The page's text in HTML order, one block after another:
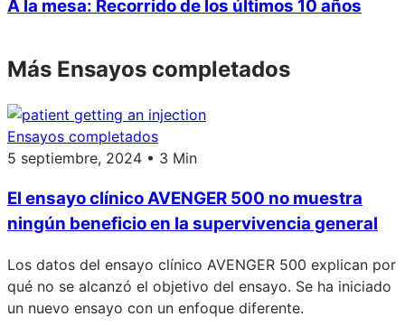
A la mesa: Recorrido de los últimos 10 años
Más Ensayos completados
Ensayos completados
5 septiembre, 2024 • 3 Min
El ensayo clínico AVENGER 500 no muestra
ningún beneficio en la supervivencia general
Los datos del ensayo clínico AVENGER 500 explican por
qué no se alcanzó el objetivo del ensayo. Se ha iniciado
un nuevo ensayo con un enfoque diferente.